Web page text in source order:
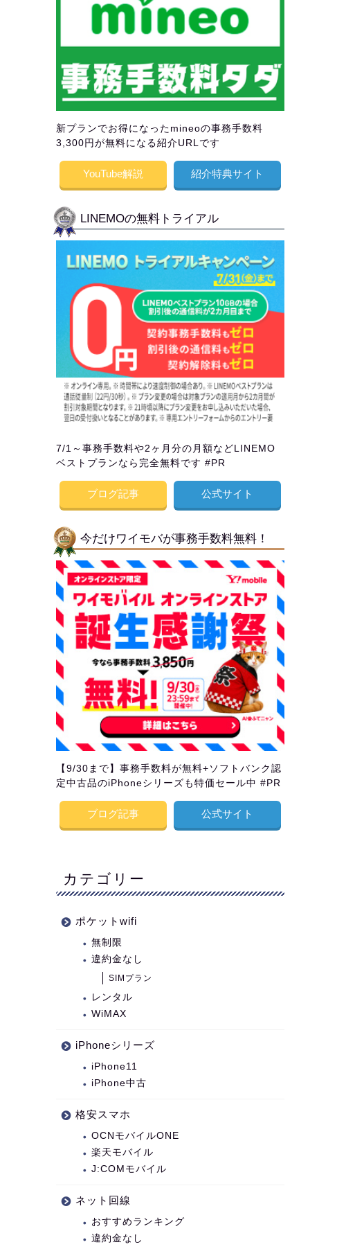
新プランでお得になったmineoの事務手数料
3,300円が無料になる紹介URLです
YouTube解説 紹介特典サイト
LINEMOの無料トライアル
7/1～事務手数料や2ヶ月分の月額などLINEMO
ベストプランなら完全無料です #PR
ブログ記事 公式サイト
今だけワイモバが事務手数料無料！
【9/30まで】事務手数料が無料+ソフトバンク認
定中古品のiPhoneシリーズも特価セール中 #PR
ブログ記事 公式サイト
カテゴリー
ポケットwifi
無制限
違約金なし
SIMプラン
レンタル
WiMAX
iPhoneシリーズ
iPhone11
iPhone中古
格安スマホ
OCNモバイルONE
楽天モバイル
J:COMモバイル
ネット回線
おすすめランキング
違約金なし